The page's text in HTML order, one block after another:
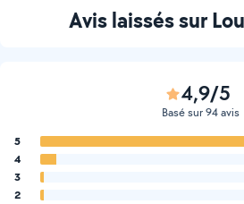
Avis laissés sur
4,9/5
Basé sur 94 avis
5
4
3
2